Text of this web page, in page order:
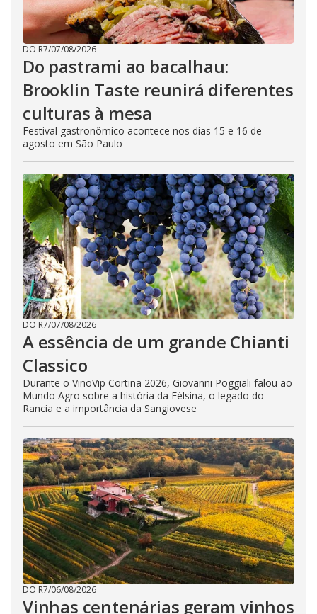
DO R7/07/08/2026
Do pastrami ao bacalhau:
Brooklin Taste reunirá diferentes
culturas à mesa
Festival gastronômico acontece nos dias 15 e 16 de
agosto em São Paulo
DO R7/07/08/2026
A essência de um grande Chianti
Classico
Durante o VinoVip Cortina 2026, Giovanni Poggiali falou ao
Mundo Agro sobre a história da Fèlsina, o legado do
Rancia e a importância da Sangiovese
DO R7/06/08/2026
Vinhas centenárias geram vinhos